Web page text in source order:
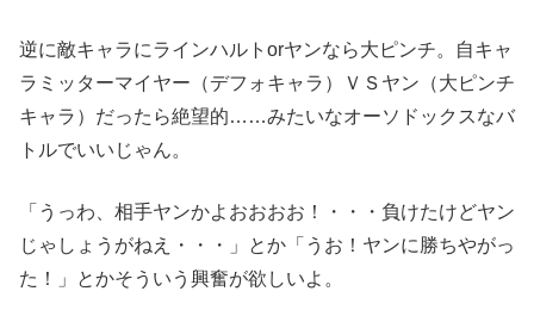
逆に敵キャラにラインハルトorヤンなら大ピンチ。自キャ
ラミッターマイヤー（デフォキャラ）ＶＳヤン（大ピンチ
キャラ）だったら絶望的……みたいなオーソドックスなバ
トルでいいじゃん。
「うっわ、相手ヤンかよおおおお！・・・負けたけどヤン
じゃしょうがねえ・・・」とか「うお！ヤンに勝ちやがっ
た！」とかそういう興奮が欲しいよ。